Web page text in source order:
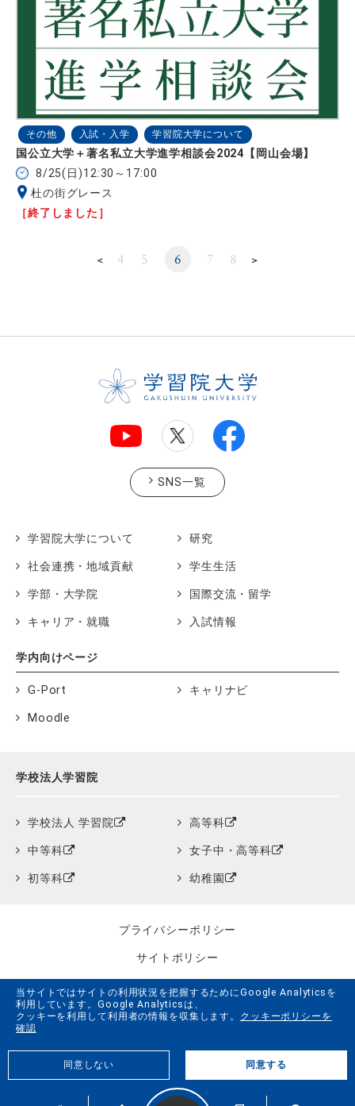
その他 入試・入学 学習院大学について
国公立大学＋著名私立大学進学相談会2024【岡山会場】
8/25(日)12:30～17:00
杜の街グレース
［終了しました］
＜ 4 5 6 7 8 ＞
当サイトではサイトの利用状況を把握するためにGoogle Analyticsを
利用しています。Google Analyticsは、
クッキーを利用して利用者の情報を収集します。 クッキーポリシーを
確認
同意しない 同意する
SNS一覧
学習院大学について 研究
社会連携・地域貢献 学生生活
学部・大学院 国際交流・留学
キャリア・就職 入試情報
学内向けページ
G-Port キャリナビ
Moodle
学校法人学習院
学校法人 学習院 高等科
中等科 女子中・高等科
初等科 幼稚園
プライバシーポリシー
サイトポリシー
クッキーポリシー
サイトマップ